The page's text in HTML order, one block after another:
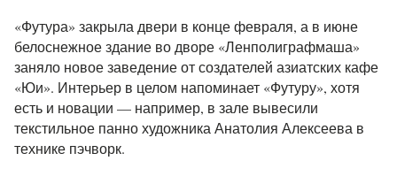
«Футура» закрыла двери в конце февраля, а в июне
белоснежное здание во дворе «Ленполиграфмаша»
заняло новое заведение от создателей азиатских кафе
«Юи». Интерьер в целом напоминает «Футуру», хотя
есть и новации — например, в зале вывесили
текстильное панно художника Анатолия Алексеева в
технике пэчворк.